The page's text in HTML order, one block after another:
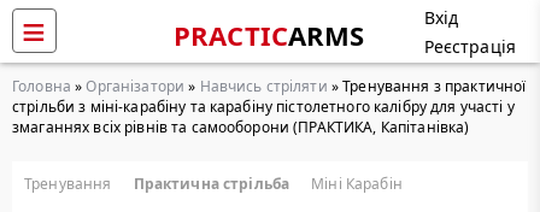
PRACTICARMS
Вхід
Реєстрація
Головна »Організатори » Навчись стріляти » Тренування з практичної
стрільби з міні-карабіну та карабіну пістолетного калібру для участі у
змаганнях всіх рівнів та самооборони (ПРАКТИКА, Капітанівка)
Тренування Практична стрільба Міні Карабін